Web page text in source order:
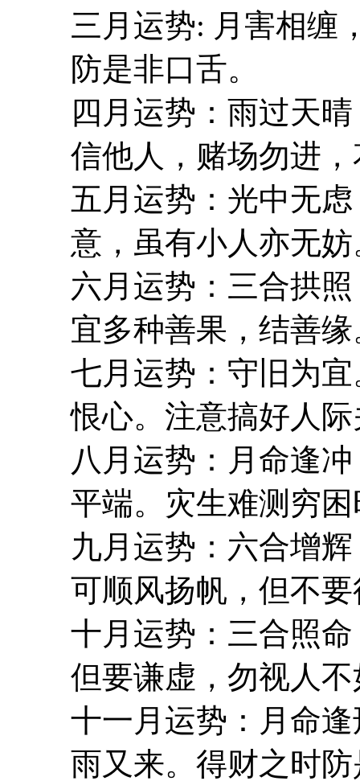
三月运势: 月害相缠
防是非口舌。
四月运势：雨过天
信他人，赌场勿进
五月运势：光中无
意，虽有小人亦无妨
六月运势：三合拱
宜多种善果，结善缘
七月运势：守旧为
恨心。注意搞好人
八月运势：月命逢
平端。灾生难测穷
九月运势：六合增
可顺风扬帆，但不
十月运势：三合照
但要谦虚，勿视人
十一月运势：月命
雨又来。得财之时